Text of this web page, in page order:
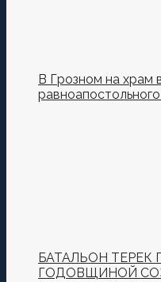
В Грозном на храм
БАТАЛЬОН ТЕРЕК
ГОДОВЩИНОЙ